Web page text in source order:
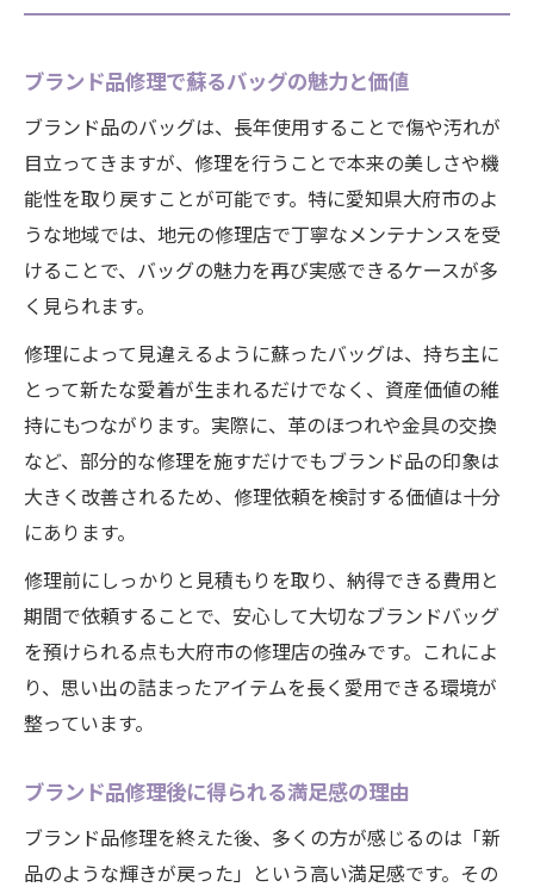
ブランド品修理で蘇るバッグの魅力と価値
ブランド品のバッグは、長年使用することで傷や汚れが
目立ってきますが、修理を行うことで本来の美しさや機
能性を取り戻すことが可能です。特に愛知県大府市のよ
うな地域では、地元の修理店で丁寧なメンテナンスを受
けることで、バッグの魅力を再び実感できるケースが多
く見られます。
修理によって見違えるように蘇ったバッグは、持ち主に
とって新たな愛着が生まれるだけでなく、資産価値の維
持にもつながります。実際に、革のほつれや金具の交換
など、部分的な修理を施すだけでもブランド品の印象は
大きく改善されるため、修理依頼を検討する価値は十分
にあります。
修理前にしっかりと見積もりを取り、納得できる費用と
期間で依頼することで、安心して大切なブランドバッグ
を預けられる点も大府市の修理店の強みです。これによ
り、思い出の詰まったアイテムを長く愛用できる環境が
整っています。
ブランド品修理後に得られる満足感の理由
ブランド品修理を終えた後、多くの方が感じるのは「新
品のような輝きが戻った」という高い満足感です。その